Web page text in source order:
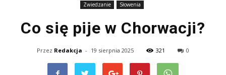
Zwiedzanie Słowenia
Co się pije w Chorwacji?
Przez Redakcja - 19 sierpnia 2025 321 0